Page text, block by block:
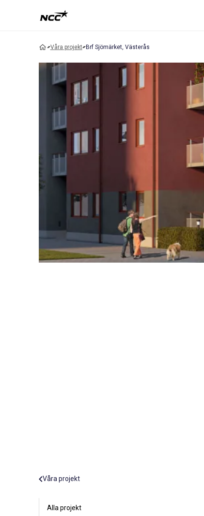
Våra projekt Brf Sjömärket, Västerås
Våra projekt
Alla projekt